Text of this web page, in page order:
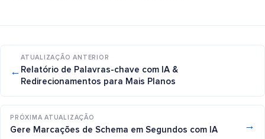
←
ATUALIZAÇÃO ANTERIOR
Relatório de Palavras-chave com IA &
Redirecionamentos para Mais Planos
PRÓXIMA ATUALIZAÇÃO
Gere Marcações de Schema em Segundos com IA →